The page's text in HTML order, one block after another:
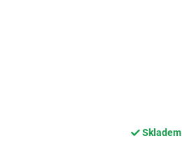
Skladem